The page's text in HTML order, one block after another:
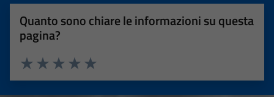
Quanto sono chiare le informazioni su questa
pagina?
Valuta 5 stelle su 5
Valuta 4 stelle su 5
Valuta 3 stelle su 5
Valuta 2 stelle su 5
Valuta 1 stelle su 5